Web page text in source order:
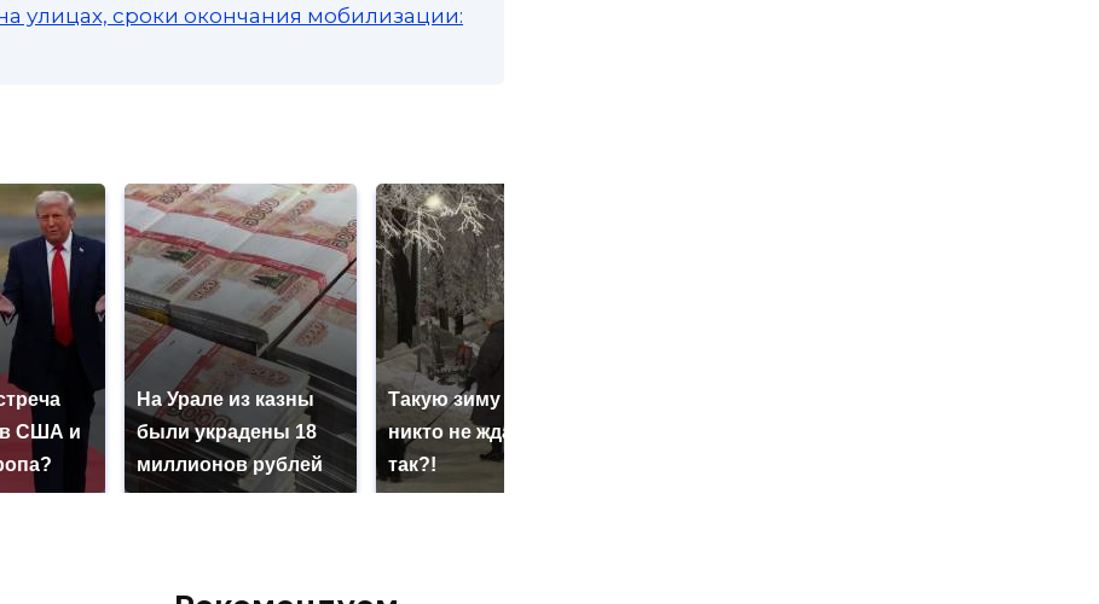
улицах, сроки окончания мобилизации:
США и
На Урале из казны
были украдены 18
миллионов рублей
Такую зиму в России
никто не ждал: как
так?!